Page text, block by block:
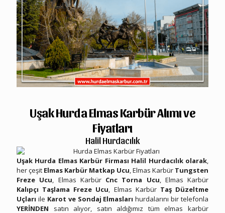
Uşak Hurda Elmas Karbür Alımı ve
Fiyatları
Halil Hurdacılık
Uşak Hurda Elmas Karbür Firması Halil Hurdacılık olarak,
her çeşit Elmas Karbür Matkap Ucu, Elmas Karbür Tungsten
Freze Ucu, Elmas Karbür Cnc Torna Ucu, Elmas Karbür
Kalıpçı Taşlama Freze Ucu, Elmas Karbür Taş Düzeltme
Uçları ile Karot ve Sondaj Elmasları hurdalarını bir telefonla
YERİNDEN satın alıyor, satın aldığımız tüm elmas karbür